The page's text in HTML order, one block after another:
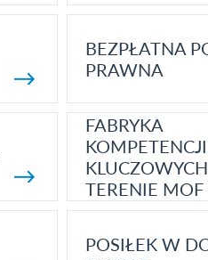
BEZPŁATNA
PRAWNA
FABRYKA
KOMPETENCJI
TERENIE MOF
POSIŁEK W